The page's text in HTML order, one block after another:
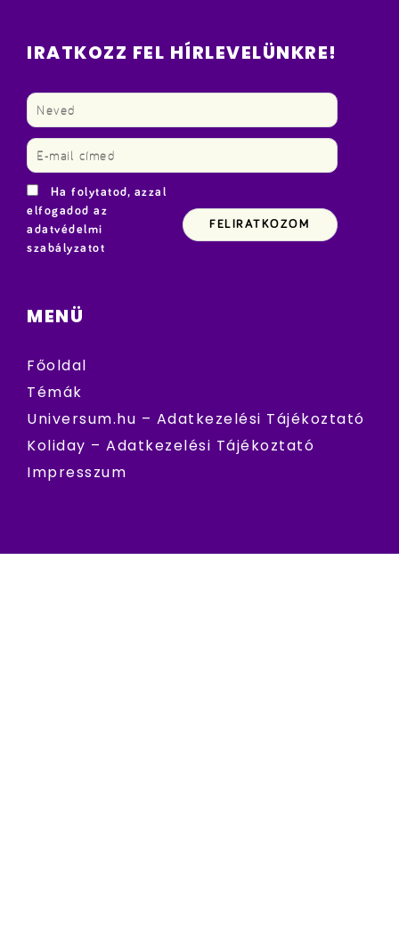
IRATKOZZ FEL HÍRLEVELÜNKRE!
Ha folytatod, azzal
elfogadod az
adatvédelmi
szabályzatot
MENÜ
Főoldal
Témák
Universum.hu – Adatkezelési Tájékoztató
Koliday – Adatkezelési Tájékoztató
Impresszum